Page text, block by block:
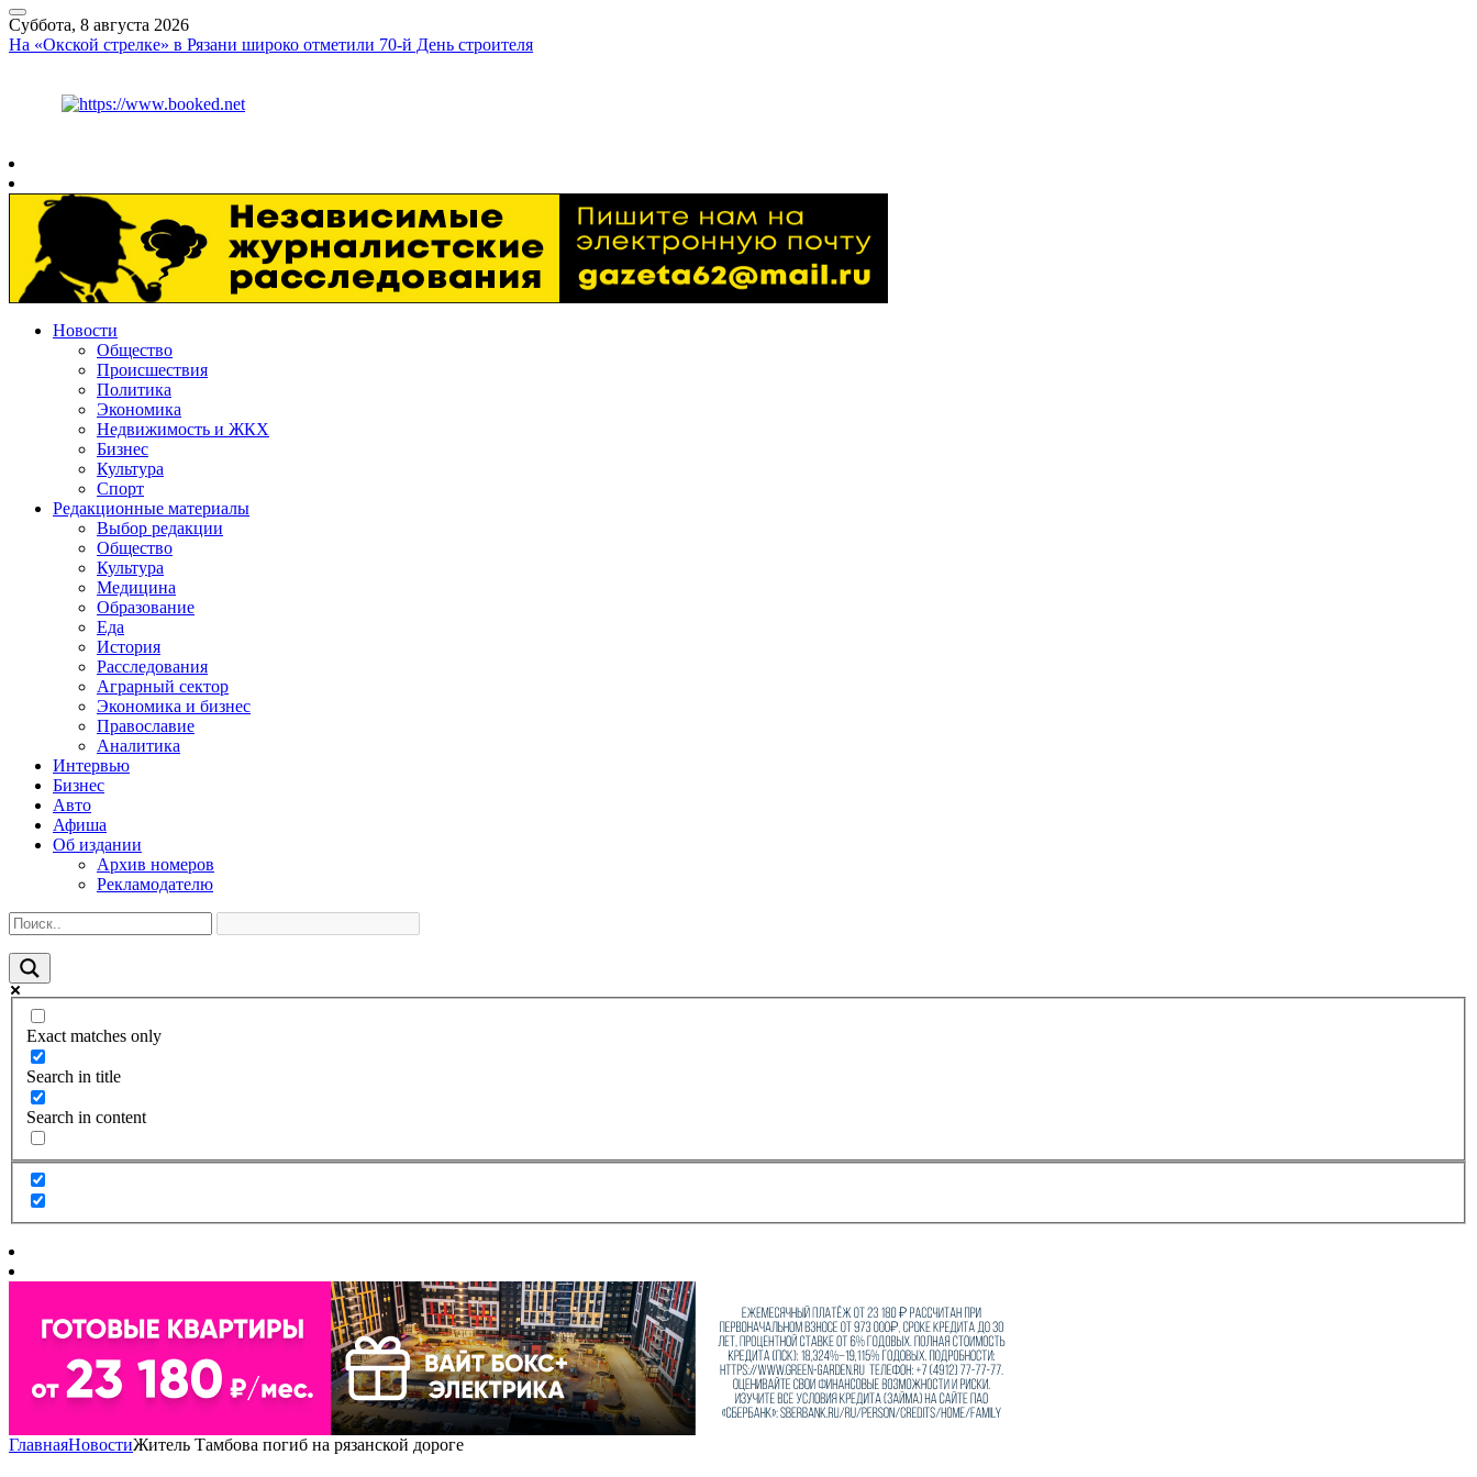
Суббота, 8 августа 2026
На «Окской стрелке» в Рязани широко отметили 70-й День строителя
Новости
Общество
Происшествия
Политика
Экономика
Недвижимость и ЖКХ
Бизнес
Культура
Спорт
Редакционные материалы
Выбор редакции
Общество
Культура
Медицина
Образование
Еда
История
Расследования
Аграрный сектор
Экономика и бизнес
Православие
Аналитика
Интервью
Бизнес
Авто
Афиша
Об издании
Архив номеров
Рекламодателю
Exact matches only
Search in title
Search in content
ГлавнаяНовостиЖитель Тамбова погиб на рязанской дороге